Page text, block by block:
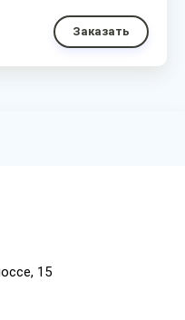
Заказать
15